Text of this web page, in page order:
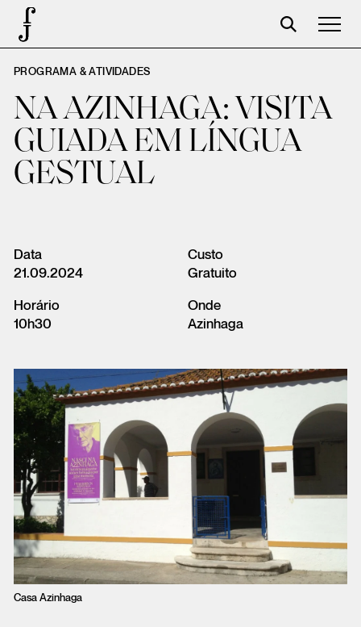
José Saramago
Programación
La Fundación
Aparceros
Tienda
Carrito
Acceso
PROGRAMA & ATIVIDADES
NA AZINHAGA: VISITA
GUIADA EM LÍNGUA
GESTUAL
Data
21.09.2024
Horário
10h30
Custo
Gratuito
Onde
Azinhaga
Casa Azinhaga